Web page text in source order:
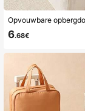
6.68€